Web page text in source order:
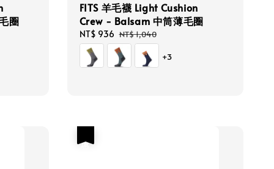
圈
FITS 羊毛襪 Light Cushion
Crew - Balsam 中筒薄毛圈
Sale
price
NT$ 936 Regular
price
NT$ 1,040
+3